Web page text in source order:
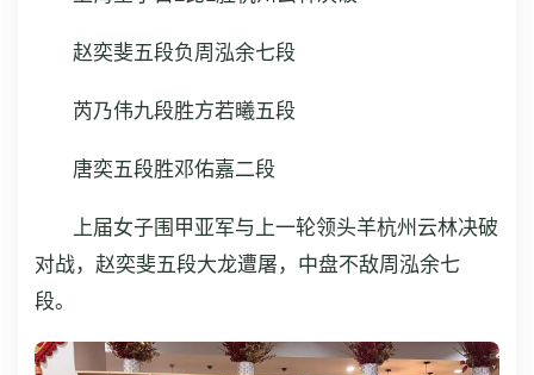
赵奕斐五段负周泓余七段
芮乃伟九段胜方若曦五段
唐奕五段胜邓佑嘉二段
上届女子围甲亚军与上一轮领头羊杭州云林决破
对战，赵奕斐五段大龙遭屠，中盘不敌周泓余七
段。